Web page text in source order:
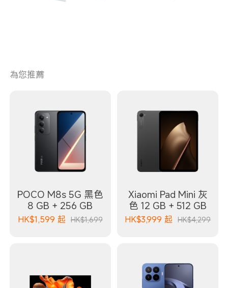
為您推薦
POCO M8s 5G 黑色
8 GB + 256 GB
HK$1,599 起 HK$1,699
Xiaomi Pad Mini 灰
色 12 GB + 512 GB
HK$3,999 起 HK$4,299